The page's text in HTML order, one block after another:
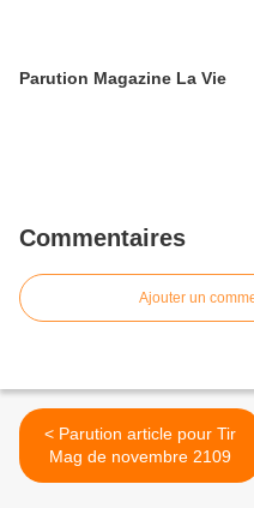
Parution Magazine La Vie
Commentaires
Ajouter un
< Parution article pour Tir
Mag de novembre 2109